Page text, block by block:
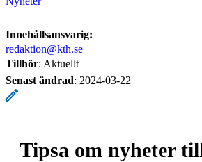
Innehållsansvarig:
redaktion@kth.se
Tillhör: Aktuellt
Senast ändrad: 2024-03-22
Tipsa om nyheter